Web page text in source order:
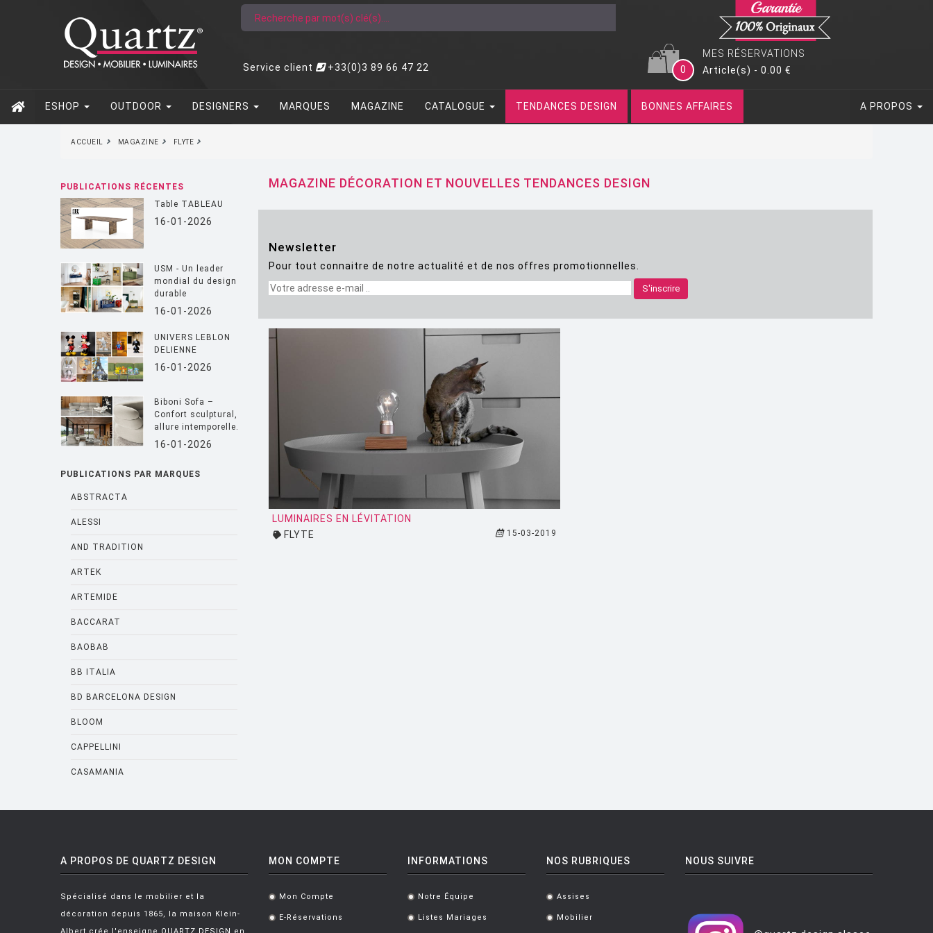
Service client +33(0)3 89 66 47 22
MES RÉSERVATIONS
0
Article(s) - 0.00 €
ESHOP OUTDOOR DESIGNERS MARQUES MAGAZINE CATALOGUE TENDANCES DESIGN BONNES AFFAIRES A PROPOS
ACCUEIL MAGAZINE FLYTE
PUBLICATIONS RÉCENTES
Table TABLEAU
16-01-2026
USM - Un leader
mondial du design
durable
16-01-2026
UNIVERS LEBLON
DELIENNE
16-01-2026
Biboni Sofa –
Confort sculptural,
allure intemporelle.
16-01-2026
PUBLICATIONS PAR MARQUES
ABSTRACTA
ALESSI
AND TRADITION
ARTEK
ARTEMIDE
BACCARAT
BAOBAB
BB ITALIA
BD BARCELONA DESIGN
BLOOM
CAPPELLINI
CASAMANIA
CINNA
CLASSICON
MAGAZINE DÉCORATION ET NOUVELLES TENDANCES DESIGN
Newsletter
Pour tout connaitre de notre actualité et de nos offres promotionnelles.
S'inscrire
LUMINAIRES EN LÉVITATION
FLYTE
15-03-2019
A PROPOS DE QUARTZ DESIGN
Spécialisé dans le mobilier et la
décoration depuis 1865, la maison Klein-
MON COMPTE
. Mon Compte
. E-Réservations
INFORMATIONS
. Notre Équipe
. Listes Mariages
NOS RUBRIQUES
. Assises
. Mobilier
NOUS SUIVRE